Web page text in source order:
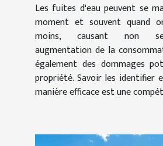
Les fuites d'eau peuvent se
moment et souvent quand
moins, causant non
augmentation de la
également des dommages
propriété. Savoir les identifier
manière efficace est une